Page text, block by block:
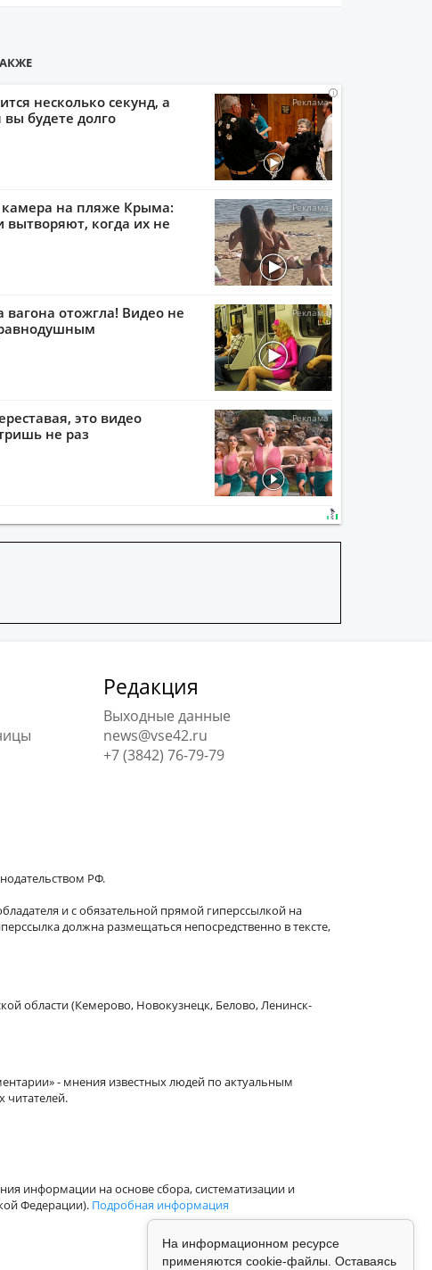
i
несколько секунд, а
вы будете долго
i
на пляже Крыма:
вытворяют, когда их не
i
вагона отожгла! Видео не
i
это видео
не раз
Редакция
Выходные данные
news@vse42.ru
+7 (3842) 76-79-79
РФ.
и с обязательной прямой гиперссылкой на
должна размещаться непосредственно в тексте,
области (Кемерово, Новокузнецк, Белово, Ленинск-
- мнения известных людей по актуальным
читателей.
информации на основе сбора, систематизации и
Федерации). Подробная информация
На информационном ресурсе
применяются cookie-файлы. Оставаясь